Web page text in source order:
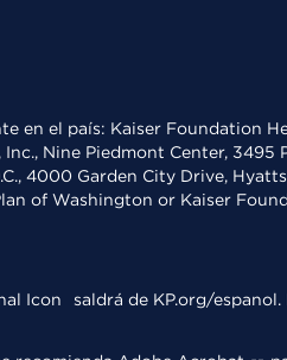
en el país: Kaiser Foundation
Nine Piedmont Center,
4000 Garden City Drive,
of Washington or Kaiser
saldrá de KP.org/